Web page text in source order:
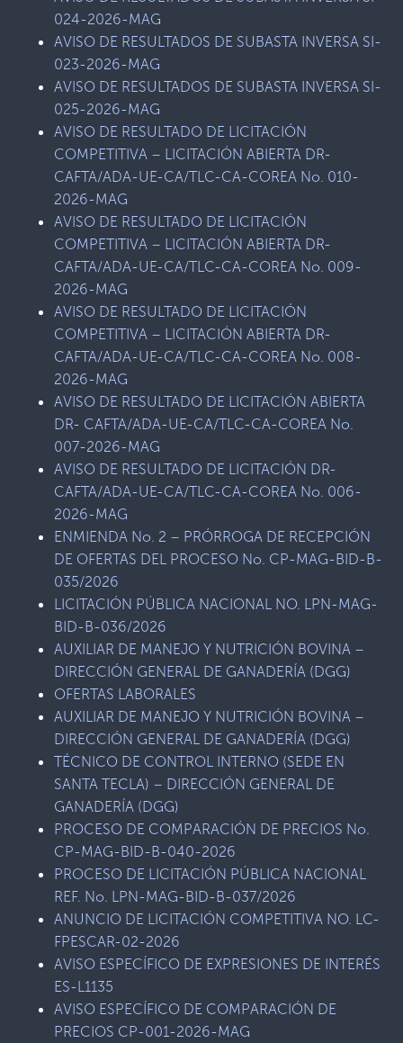
024-2026-MAG
AVISO DE RESULTADOS DE SUBASTA INVERSA SI-
023-2026-MAG
AVISO DE RESULTADOS DE SUBASTA INVERSA SI-
025-2026-MAG
AVISO DE RESULTADO DE LICITACIÓN
COMPETITIVA – LICITACIÓN ABIERTA DR-
CAFTA/ADA-UE-CA/TLC-CA-COREA No. 010-
2026-MAG
AVISO DE RESULTADO DE LICITACIÓN
COMPETITIVA – LICITACIÓN ABIERTA DR-
CAFTA/ADA-UE-CA/TLC-CA-COREA No. 009-
2026-MAG
AVISO DE RESULTADO DE LICITACIÓN
COMPETITIVA – LICITACIÓN ABIERTA DR-
CAFTA/ADA-UE-CA/TLC-CA-COREA No. 008-
2026-MAG
AVISO DE RESULTADO DE LICITACIÓN ABIERTA
DR- CAFTA/ADA-UE-CA/TLC-CA-COREA No.
007-2026-MAG
AVISO DE RESULTADO DE LICITACIÓN DR-
CAFTA/ADA-UE-CA/TLC-CA-COREA No. 006-
2026-MAG
ENMIENDA No. 2 – PRÓRROGA DE RECEPCIÓN
DE OFERTAS DEL PROCESO No. CP-MAG-BID-B-
035/2026
LICITACIÓN PÚBLICA NACIONAL NO. LPN-MAG-
BID-B-036/2026
AUXILIAR DE MANEJO Y NUTRICIÓN BOVINA –
DIRECCIÓN GENERAL DE GANADERÍA (DGG)
OFERTAS LABORALES
AUXILIAR DE MANEJO Y NUTRICIÓN BOVINA –
DIRECCIÓN GENERAL DE GANADERÍA (DGG)
TÉCNICO DE CONTROL INTERNO (SEDE EN
SANTA TECLA) – DIRECCIÓN GENERAL DE
GANADERÍA (DGG)
PROCESO DE COMPARACIÓN DE PRECIOS No.
CP-MAG-BID-B-040-2026
PROCESO DE LICITACIÓN PÚBLICA NACIONAL
REF. No. LPN-MAG-BID-B-037/2026
ANUNCIO DE LICITACIÓN COMPETITIVA NO. LC-
FPESCAR-02-2026
AVISO ESPECÍFICO DE EXPRESIONES DE INTERÉS
ES-L1135
AVISO ESPECÍFICO DE COMPARACIÓN DE
PRECIOS CP-001-2026-MAG